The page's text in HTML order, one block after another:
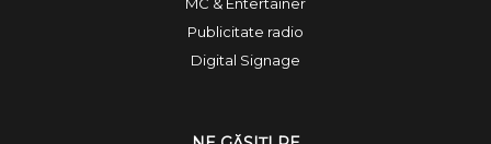
MC & Entertainer
Publicitate radio
Digital Signage